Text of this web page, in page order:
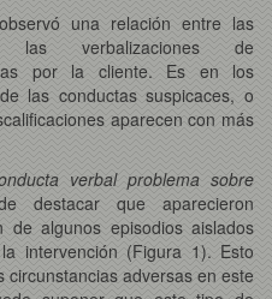
una relación entre las
verbalizaciones de
por la cliente. Es en los
las conductas suspicaces, o
aparecen con más
verbal problema sobre
destacar
que aparecieron
de algunos episodios aislados
intervención (Figura 1). Esto
adversas en este